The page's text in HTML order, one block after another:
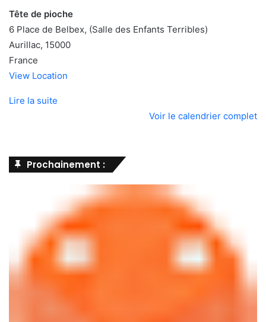
sociétés
Tête de pioche
6 Place de Belbex (Salle des Enfants Terribles)
Aurillac, 15000
France
View Location
Lire la suite
Voir le calendrier complet
Prochainement :